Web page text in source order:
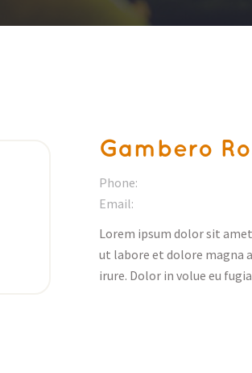
Gambero
Phone:
Email:
Lorem ipsum dolor sit
ut labore et dolore magna
irure. Dolor in volue eu